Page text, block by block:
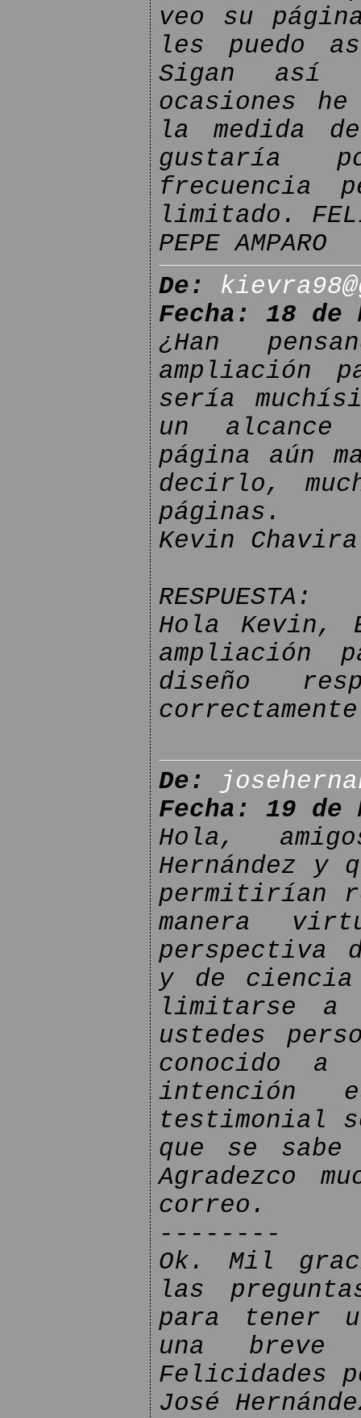
veo su
les puedo
Sigan así
ocasiones he
la medida
gustaría
frecuencia
limitado.
PEPE AMPARO
De:
Fecha: 18 de
¿Han
ampliación
sería
un
página aún
decirlo,
páginas.
Kevin Chavira
RESPUESTA:
Hola Kevin,
ampliación
diseño
De:
Fecha: 19 de
Hola,
Hernández y
permitirían
manera
y de
limitarse a
ustedes
conocido
intención
testimonial
que se
Agradezco
correo.
--------
Ok. Mil
las
para tener
una
Felicidades
José